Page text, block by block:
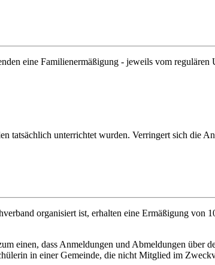
eine Familienermäßigung - jeweils vom
tatsächlich unterrichtet wurden. Verringert sich die
organisiert ist, erhalten eine Ermäßigung von
einen, dass Anmeldungen und Abmeldungen über
in einer Gemeinde, die nicht Mitglied im